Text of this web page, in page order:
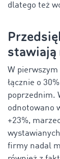
dlatego też
stawiają
W pierwszym
łącznie o
poprzednim.
odnotowano
+23%,
firmy nadal